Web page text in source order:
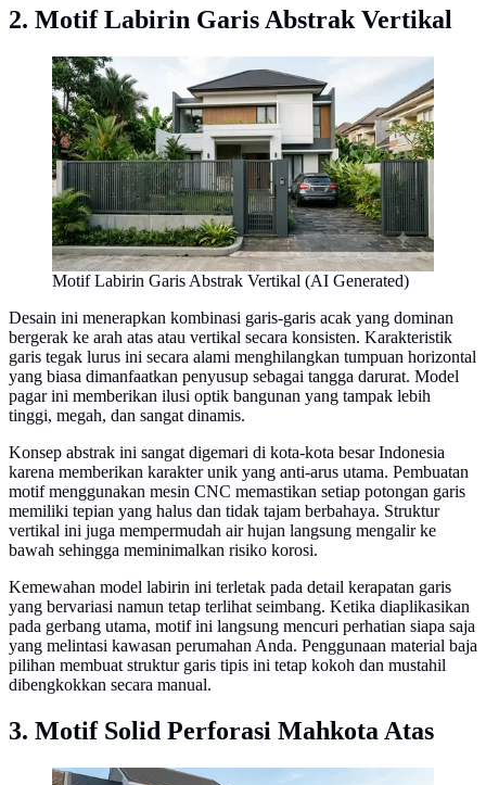
2. Motif Labirin Garis Abstrak Vertikal
Motif Labirin Garis Abstrak Vertikal (AI Generated)
Desain ini menerapkan kombinasi garis-garis acak yang dominan
bergerak ke arah atas atau vertikal secara konsisten. Karakteristik
garis tegak lurus ini secara alami menghilangkan tumpuan horizontal
yang biasa dimanfaatkan penyusup sebagai tangga darurat. Model
pagar ini memberikan ilusi optik bangunan yang tampak lebih
tinggi, megah, dan sangat dinamis.
Konsep abstrak ini sangat digemari di kota-kota besar Indonesia
karena memberikan karakter unik yang anti-arus utama. Pembuatan
motif menggunakan mesin CNC memastikan setiap potongan garis
memiliki tepian yang halus dan tidak tajam berbahaya. Struktur
vertikal ini juga mempermudah air hujan langsung mengalir ke
bawah sehingga meminimalkan risiko korosi.
Kemewahan model labirin ini terletak pada detail kerapatan garis
yang bervariasi namun tetap terlihat seimbang. Ketika diaplikasikan
pada gerbang utama, motif ini langsung mencuri perhatian siapa saja
yang melintasi kawasan perumahan Anda. Penggunaan material baja
pilihan membuat struktur garis tipis ini tetap kokoh dan mustahil
dibengkokkan secara manual.
3. Motif Solid Perforasi Mahkota Atas